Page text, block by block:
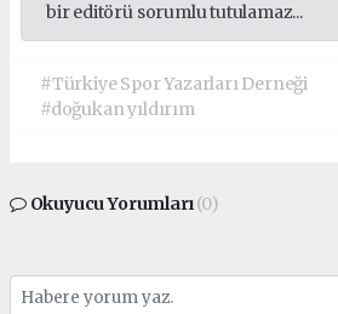
bir editörü sorumlu tutulamaz...
#Türkiye Spor Yazarları Derneği
#doğukan yıldırım
Okuyucu Yorumları(0)